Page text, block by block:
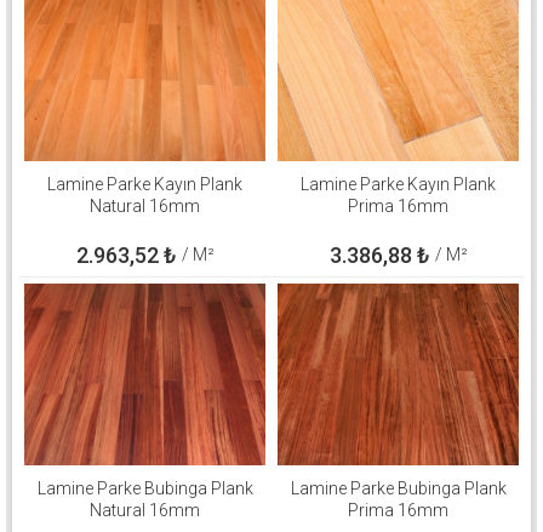
Lamine Parke Kayın Plank
Natural 16mm
2.963,52₺ / M²
Lamine Parke Kayın Plank
Prima 16mm
3.386,88 ₺ / M²
Lamine Parke Bubinga Plank
Natural 16mm
Lamine Parke Bubinga Plank
Prima 16mm